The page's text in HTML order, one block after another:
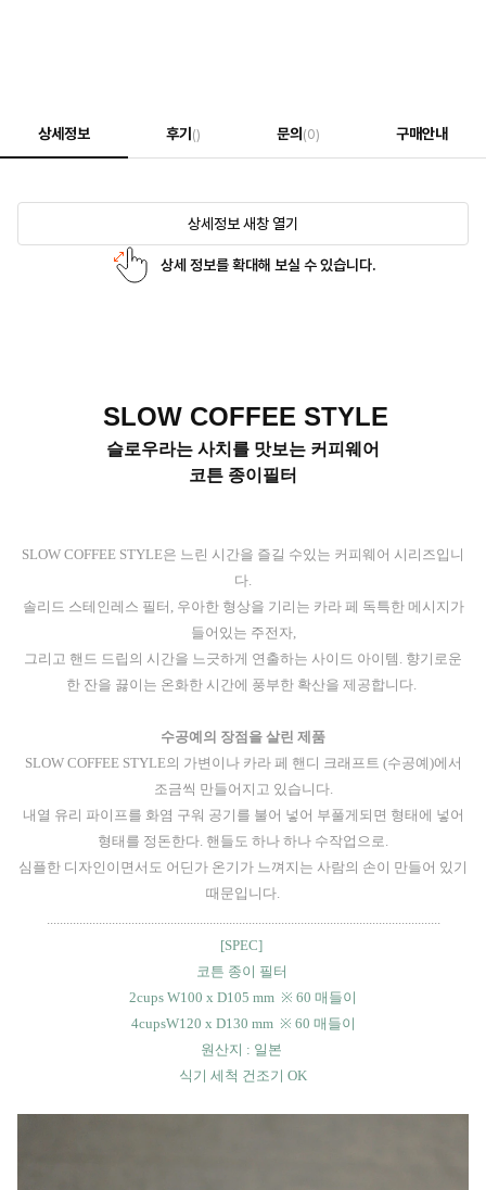
상세정보 후기 () 문의 (0) 구매안내
상세정보 새창 열기
상세 정보를 확대해 보실 수 있습니다.
SLOW COFFEE STYLE
슬로우라는 사치를 맛보는 커피웨어
코튼 종이필터
SLOW COFFEE STYLE은 느린 시간을 즐길 수있는 커피웨어 시리즈입니
다.
솔리드 스테인레스 필터, 우아한 형상을 기리는 카라 페 독특한 메시지가
들어있는 주전자,
그리고 핸드 드립의 시간을 느긋하게 연출하는 사이드 아이템. 향기로운
한 잔을 끓이는 온화한 시간에 풍부한 확산을 제공합니다.
수공예의 장점을 살린 제품
SLOW COFFEE STYLE의 가변이나 카라 페 핸디 크래프트 (수공예)에서
조금씩 만들어지고 있습니다.
내열 유리 파이프를 화염 구워 공기를 불어 넣어 부풀게되면 형태에 넣어
형태를 정돈한다. 핸들도 하나 하나 수작업으로.
심플한 디자인이면서도 어딘가 온기가 느껴지는 사람의 손이 만들어 있기
때문입니다.
[SPEC]
코튼 종이 필터
2cups W100 x D105 mm ※ 60 매들이
4cupsW120 x D130 mm ※ 60 매들이
원산지 : 일본
식기 세척 건조기 OK